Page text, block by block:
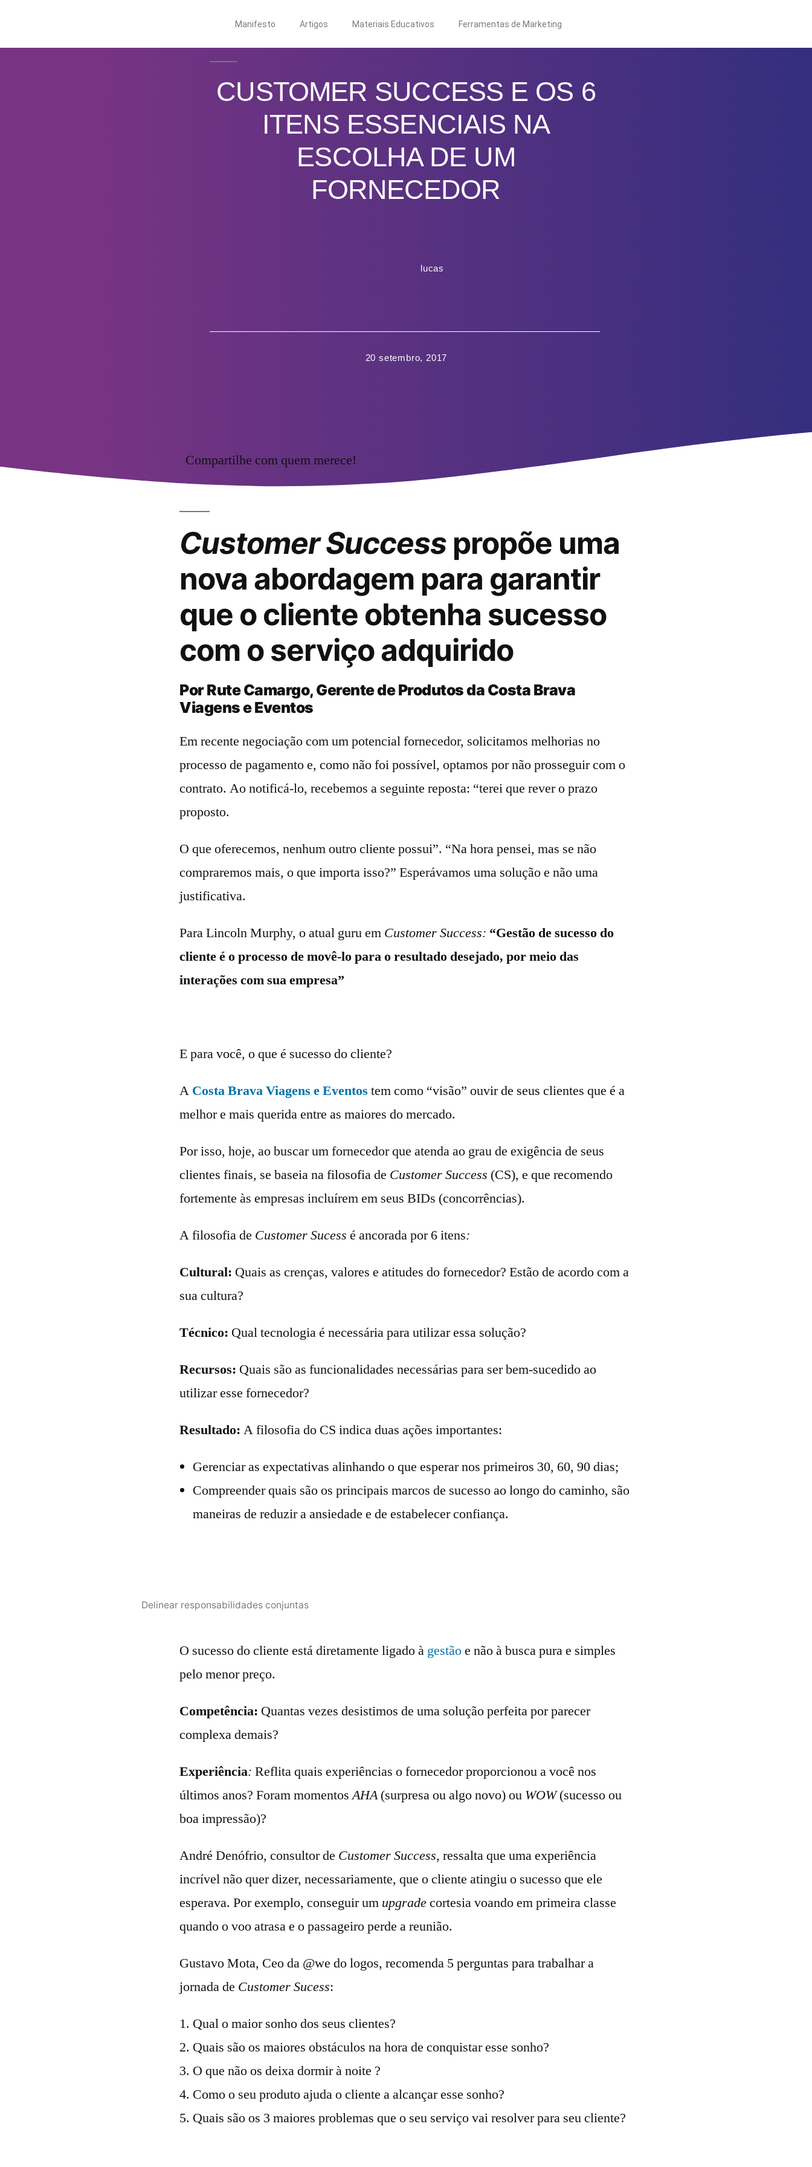
Manifesto Artigos Materiais Educativos Ferramentas de Marketing
CUSTOMER SUCCESS E OS 6
ITENS ESSENCIAIS NA
ESCOLHA DE UM
FORNECEDOR
lucas
20 setembro, 2017
Compartilhe com quem merece!
Customer Success propõe uma
nova abordagem para garantir
que o cliente obtenha sucesso
com o serviço adquirido
Por Rute Camargo, Gerente de Produtos da Costa Brava
Viagens e Eventos
Em recente negociação com um potencial fornecedor, solicitamos melhorias no
processo de pagamento e, como não foi possível, optamos por não prosseguir com o
contrato. Ao notificá-lo, recebemos a seguinte reposta: “terei que rever o prazo
proposto.
O que oferecemos, nenhum outro cliente possui”. “Na hora pensei, mas se não
compraremos mais, o que importa isso?” Esperávamos uma solução e não uma
justificativa.
Para Lincoln Murphy, o atual guru em Customer Success: “Gestão de sucesso do
cliente é o processo de movê-lo para o resultado desejado, por meio das
interações com sua empresa”
E para você, o que é sucesso do cliente?
A Costa Brava Viagens e Eventos tem como “visão” ouvir de seus clientes que é a
melhor e mais querida entre as maiores do mercado.
Por isso, hoje, ao buscar um fornecedor que atenda ao grau de exigência de seus
clientes finais, se baseia na filosofia de Customer Success (CS), e que recomendo
fortemente às empresas incluírem em seus BIDs (concorrências).
A filosofia de Customer Sucess é ancorada por 6 itens:
Cultural: Quais as crenças, valores e atitudes do fornecedor? Estão de acordo com a
sua cultura?
Técnico: Qual tecnologia é necessária para utilizar essa solução?
Recursos: Quais são as funcionalidades necessárias para ser bem-sucedido ao
utilizar esse fornecedor?
Resultado: A filosofia do CS indica duas ações importantes:
Gerenciar as expectativas alinhando o que esperar nos primeiros 30, 60, 90 dias;
Compreender quais são os principais marcos de sucesso ao longo do caminho, são
maneiras de reduzir a ansiedade e de estabelecer confiança.
Delinear responsabilidades conjuntas
O sucesso do cliente está diretamente ligado à gestãoe não à busca pura e simples
pelo menor preço.
Competência: Quantas vezes desistimos de uma solução perfeita por parecer
complexa demais?
Experiência: Reflita quais experiências o fornecedor proporcionou a você nos
últimos anos? Foram momentosAHA(surpresa ou algo novo) ou WOW(sucesso ou
boa impressão)?
André Denófrio, consultor de Customer Success, ressalta que uma experiência
incrível não quer dizer, necessariamente, que o cliente atingiu o sucesso que ele
esperava. Por exemplo, conseguir um upgradecortesia voando em primeira classe
quando o voo atrasa e o passageiro perde a reunião.
Gustavo Mota, Ceo da @we do logos, recomenda 5 perguntas para trabalhar a
jornada de Customer Sucess:
Qual o maior sonho dos seus clientes?
Quais são os maiores obstáculos na hora de conquistar esse sonho?
O que não os deixa dormir à noite ?
Como o seu produto ajuda o cliente a alcançar esse sonho?
Quais são os 3 maiores problemas que o seu serviço vai resolver para seu cliente?